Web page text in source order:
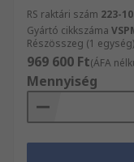
RS raktári szám 223-
Gyártó cikkszáma
Részösszeg (1 egység)
969 600 Ft(ÁFA
Mennyiség